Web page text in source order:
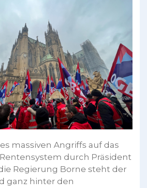
massiven Angriffs auf das
durch Präsident
Regierung Borne steht der
ganz hinter den